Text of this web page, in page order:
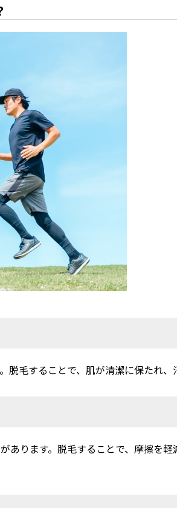
毛することで、肌が清潔に保たれ、
あります。脱毛することで、摩擦を